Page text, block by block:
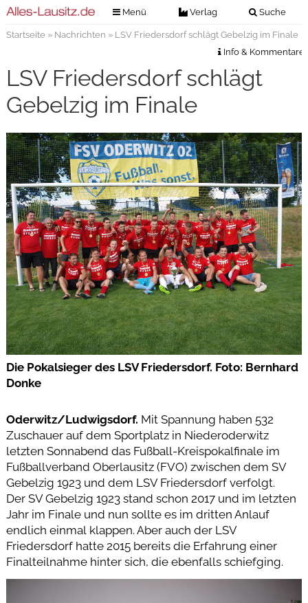
Menü Verlag Suche
Verlag
Kontakt
Impressum
Nachrichten
Veranstaltungstickets
Anzeigensuche
Digitale Ausgaben
Startseite» Nachrichten » LSV Friedersdorf schlägt Gebelzig im Finale
Info & Kommentare
LSV Friedersdorf schlägt
Gebelzig im Finale
Die Pokalsieger des LSV Friedersdorf. Foto: Bernhard
Donke
Oderwitz/Ludwigsdorf. Mit Spannung haben 532
Zuschauer auf dem Sportplatz in Niederoderwitz
letzten Sonnabend das Fußball-Kreispokalfinale im
Fußballverband Oberlausitz (FVO) zwischen dem SV
Gebelzig 1923 und dem LSV Friedersdorf verfolgt.
Der SV Gebelzig 1923 stand schon 2017 und im letzten
Jahr im Finale und nun sollte es im dritten Anlauf
endlich einmal klappen. Aber auch der LSV
Friedersdorf hatte 2015 bereits die Erfahrung einer
Finalteilnahme hinter sich, die ebenfalls schiefging.